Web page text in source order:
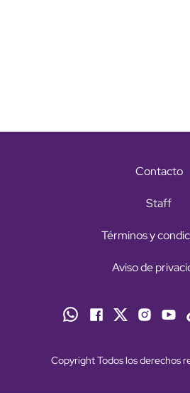
Contacto
Staff
Términos y
Aviso de
Copyright Todos los derechos